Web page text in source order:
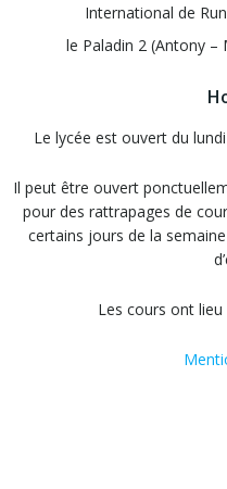
International de
le Paladin 2 (Antony –
Le lycée est ouvert du
Il peut être ouvert
pour des rattrapages de
certains jours de la
Les cours ont